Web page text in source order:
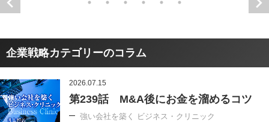
企業戦略カテゴリーのコラム
2026.07.15
第239話 M&A後にお金を溜めるコツ
強い会社を築く ビジネス・クリニック